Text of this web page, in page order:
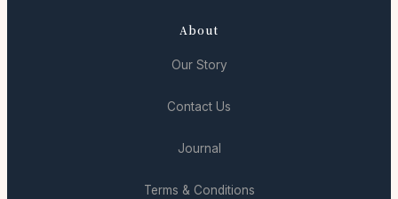
About
Our Story
Contact Us
Journal
Terms & Conditions